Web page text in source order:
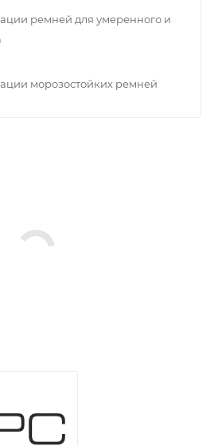
ремней для умеренного и
морозостойких ремней